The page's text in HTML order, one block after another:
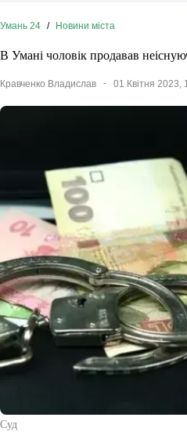
Умань 24 / Новини міста
В Умані чоловік продавав
Кравченко Владислав 01 Квітня 2023,
Суд